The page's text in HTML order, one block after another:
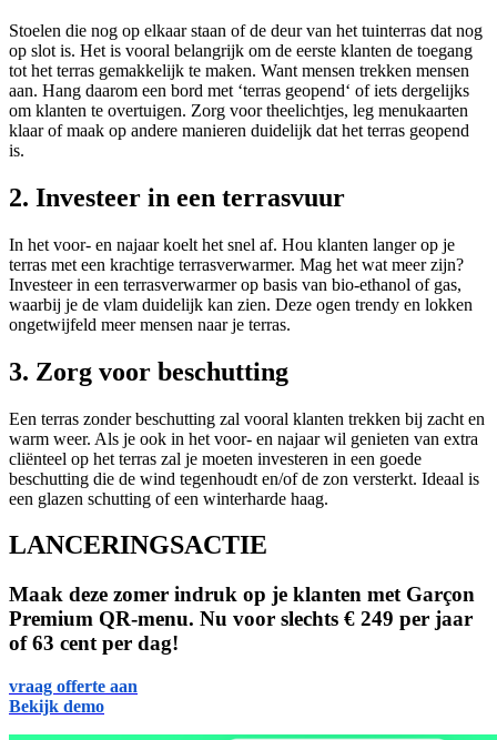
Stoelen die nog op elkaar staan of de deur van het tuinterras dat nog
op slot is. Het is vooral belangrijk om de eerste klanten de toegang
tot het terras gemakkelijk te maken. Want mensen trekken mensen
aan. Hang daarom een bord met ‘terras geopend‘ of iets dergelijks
om klanten te overtuigen. Zorg voor theelichtjes, leg menukaarten
klaar of maak op andere manieren duidelijk dat het terras geopend
is.
2. Investeer in een terrasvuur
In het voor- en najaar koelt het snel af. Hou klanten langer op je
terras met een krachtige terrasverwarmer. Mag het wat meer zijn?
Investeer in een terrasverwarmer op basis van bio-ethanol of gas,
waarbij je de vlam duidelijk kan zien. Deze ogen trendy en lokken
ongetwijfeld meer mensen naar je terras.
3. Zorg voor beschutting
Een terras zonder beschutting zal vooral klanten trekken bij zacht en
warm weer. Als je ook in het voor- en najaar wil genieten van extra
cliënteel op het terras zal je moeten investeren in een goede
beschutting die de wind tegenhoudt en/of de zon versterkt. Ideaal is
een glazen schutting of een winterharde haag.
LANCERINGSACTIE
Maak deze zomer indruk op je klanten met Garçon
Premium QR-menu. Nu voor slechts € 249 per jaar
of 63 cent per dag!
vraag offerte aan
Bekijk demo